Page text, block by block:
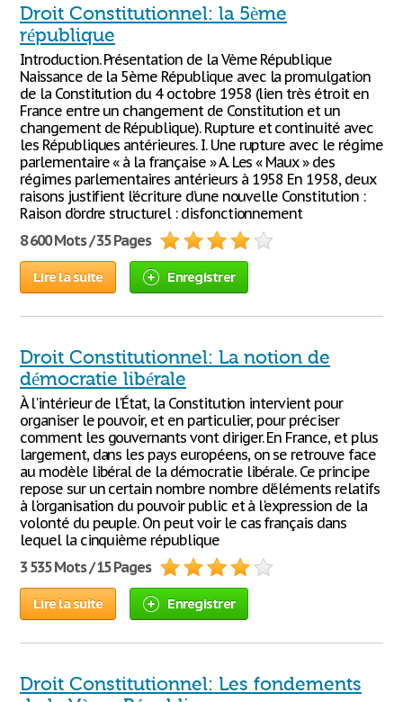
Droit Constitutionnel: la 5ème
république
Introduction. Présentation de la Vème République
Naissance de la 5ème République avec la promulgation
de la Constitution du 4 octobre 1958 (lien très étroit en
France entre un changement de Constitution et un
changement de République). Rupture et continuité avec
les Républiques antérieures. I. Une rupture avec le régime
parlementaire « à la française » A. Les « Maux » des
régimes parlementaires antérieurs à 1958 En 1958, deux
raisons justifient l’écriture d’une nouvelle Constitution :
Raison d’ordre structurel : disfonctionnement
8 600 Mots / 35 Pages
Lire la suite Enregistrer
Droit Constitutionnel: La notion de
démocratie libérale
À l'intérieur de l'État, la Constitution intervient pour
organiser le pouvoir, et en particulier, pour préciser
comment les gouvernants vont diriger. En France, et plus
largement, dans les pays européens, on se retrouve face
au modèle libéral de la démocratie libérale. Ce principe
repose sur un certain nombre nombre d'éléments relatifs
à l'organisation du pouvoir public et à l'expression de la
volonté du peuple. On peut voir le cas français dans
lequel la cinquième république
3 535 Mots / 15 Pages
Lire la suite Enregistrer
Droit Constitutionnel: Les fondements